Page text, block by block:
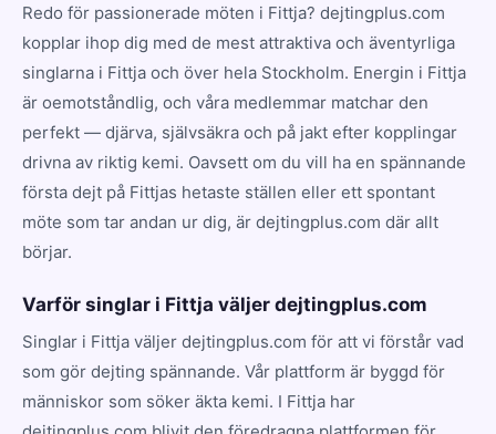
Redo för passionerade möten i Fittja? dejtingplus.com
kopplar ihop dig med de mest attraktiva och äventyrliga
singlarna i Fittja och över hela Stockholm. Energin i Fittja
är oemotståndlig, och våra medlemmar matchar den
perfekt — djärva, självsäkra och på jakt efter kopplingar
drivna av riktig kemi. Oavsett om du vill ha en spännande
första dejt på Fittjas hetaste ställen eller ett spontant
möte som tar andan ur dig, är dejtingplus.com där allt
börjar.
Varför singlar i Fittja väljer dejtingplus.com
Singlar i Fittja väljer dejtingplus.com för att vi förstår vad
som gör dejting spännande. Vår plattform är byggd för
människor som söker äkta kemi. I Fittja har